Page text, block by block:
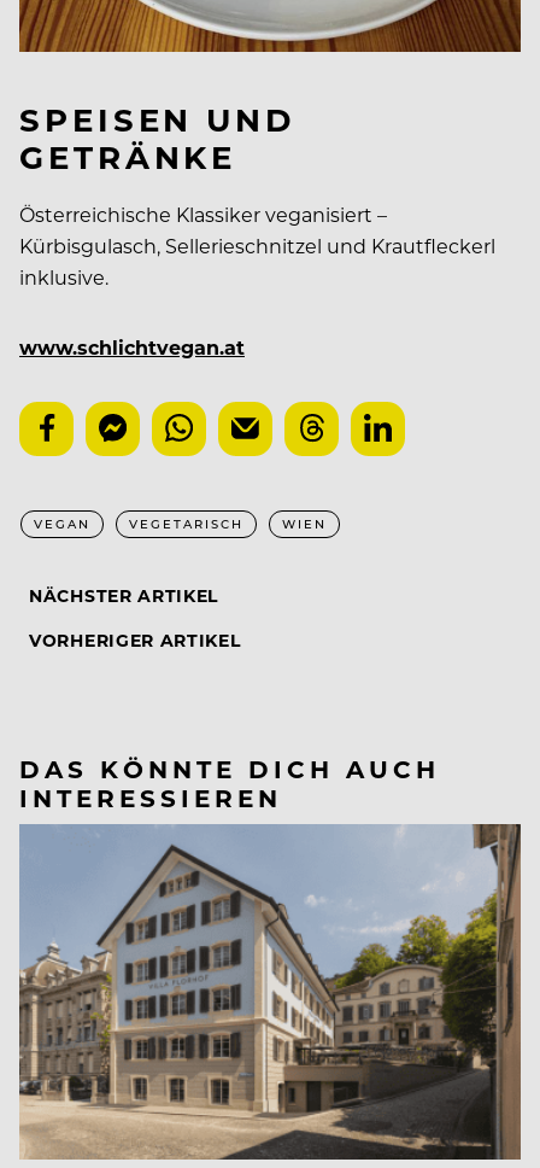
SPEISEN UND
GETRÄNKE
Österreichische Klassiker veganisiert –
Kürbisgulasch, Sellerieschnitzel und Krautfleckerl
inklusive.
www.schlichtvegan.at
VEGAN VEGETARISCH WIEN
NÄCHSTER ARTIKEL
VORHERIGER ARTIKEL
DAS KÖNNTE DICH AUCH
INTERESSIEREN